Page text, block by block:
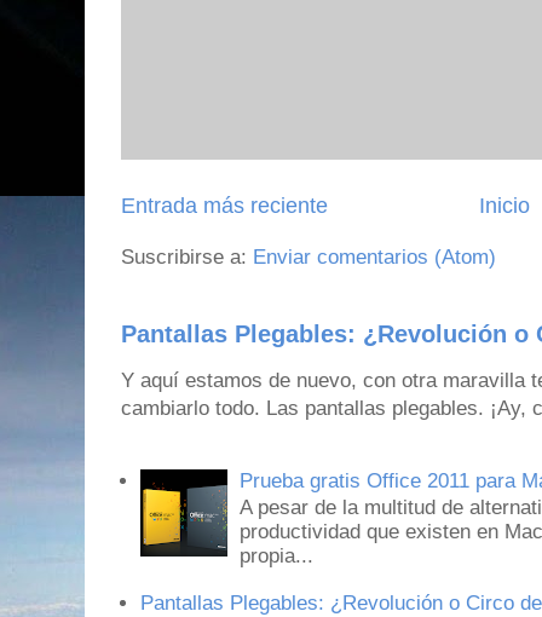
Entrada más reciente Inicio
Suscribirse a: Enviar comentarios (Atom)
Pantallas Plegables: ¿Revolución o
Y aquí estamos de nuevo, con otra maravilla
cambiarlo todo. Las pantallas plegables. ¡Ay,
Prueba gratis Office 2011 para
A pesar de la multitud de
productividad que existen en
propia...
Pantallas Plegables: ¿Revolución o Circo